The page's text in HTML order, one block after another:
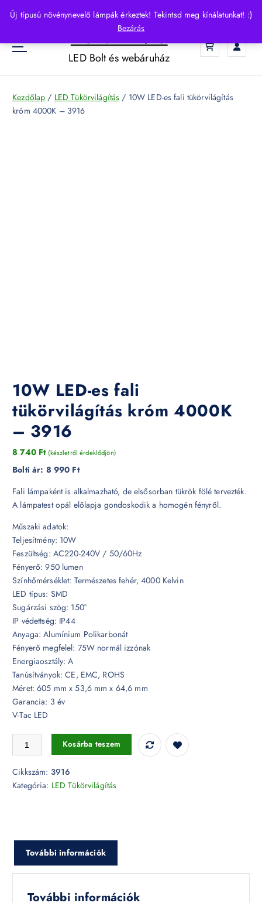
Új típusú növénynevelő lámpák érkeztek! Tekintsd meg kínálatunkat! :)
Bezárás
p
o
HelloLED.hu
LED Bolt és webáruház
Kezdőlap / LED Tükörvilágítás / 10W LED-es fali tükörvilágítás
króm 4000K – 3916
10W LED-es fali
tükörvilágítás króm 4000K
– 3916
8 740 Ft (készletről érdeklődjön)
Bolti ár: 8 990 Ft
Fali lámpaként is alkalmazható, de elsősorban tükrök fölé tervezték.
A lámpatest opál előlapja gondoskodik a homogén fényről.
Műszaki adatok:
Teljesítmény: 10W
Feszültség: AC220-240V / 50/60Hz
Fényerő: 950 lumen
Színhőmérséklet: Természetes fehér, 4000 Kelvin
LED típus: SMD
Sugárzási szög: 150°
IP védettség: IP44
Anyaga: Alumínium Polikarbonát
Fényerő megfelel: 75W normál izzónak
Energiaosztály: A
Tanúsítványok: CE, EMC, ROHS
Méret: 605 mm x 53,6 mm x 64,6 mm
Garancia: 3 év
V-Tac LED
10W LED-es fali tükörvilágítás króm 4000K - 3916 mennyiség
Kosárba teszem
Cikkszám: 3916
Kategória: LED Tükörvilágítás
További információk
További információk